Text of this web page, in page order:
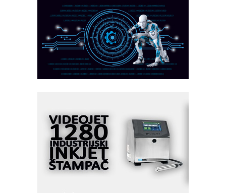
I.SAFE MOBILE revolucioniše
industrijsku automatizaciju
pionirskimmobile operator PANEL-OM
Fleksibilno stezanje i brzo
podešavanje u proizvodnji prototipova
KIP KOP – napredna rešenja za
savremene industrijske i logističke
objekte
rešenjima
IBeRTIM - oprema za ispitivanje
kontrole kvaliteta
STAUFF – Komponente koje
povećavaju pouzdanost hidrauličkih
sistema